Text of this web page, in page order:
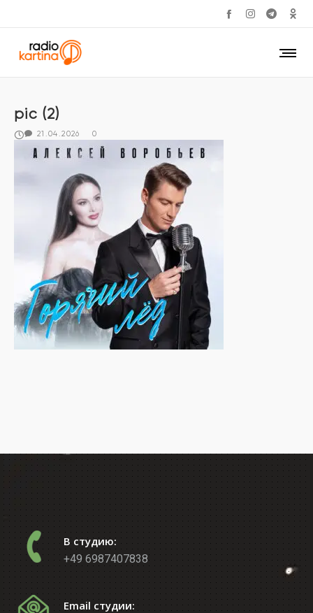
pic (2)
21.04.2026 0
В студию:
+49 6987407838
Email студии: